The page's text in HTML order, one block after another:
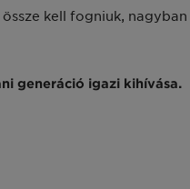
kell fogniuk,
generáció igazi kihívása.